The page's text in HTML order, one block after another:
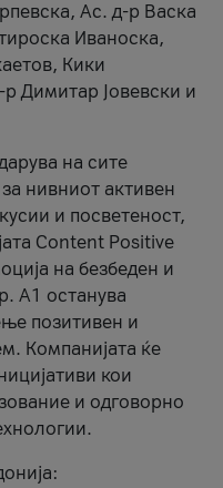
Ас. д-р Васка
Иваноска,
Кики
Димитар Јовевски и
на сите
нивниот активен
и посветеност,
Content Positive
на безбеден и
А1 останува
позитивен и
Компанијата ќе
кои
и одговорно